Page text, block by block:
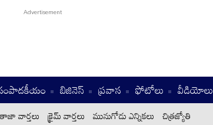
బిజినెస్ ప్రవాస ఫోటోలు వీడియోలు
తాజా వార్తలు క్రైమ్ వార్తలు మునుగోడు ఎన్నికలు చిత్రజ్యోతి